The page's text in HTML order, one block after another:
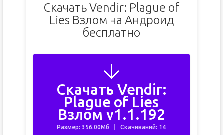
Скачать Vendir: Plague of
Lies Взлом на Андроид
бесплатно
Скачать Vendir:
Plague of Lies
Взлом v1.1.192
Размер: 356.00Мб Скачиваний: 14